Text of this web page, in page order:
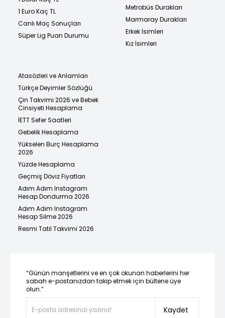
1 Euro Kaç TL
Canlı Maç Sonuçları
Süper Lig Puan Durumu
Metrobüs Durakları
Marmaray Durakları
Erkek İsimleri
Kız İsimleri
Atasözleri ve Anlamları
Türkçe Deyimler Sözlüğü
Çin Takvimi 2026 ve Bebek
Cinsiyeti Hesaplama
İETT Sefer Saatleri
Gebelik Hesaplama
Yükselen Burç Hesaplama
2026
Yüzde Hesaplama
Geçmiş Döviz Fiyatları
Adım Adım Instagram
Hesap Dondurma 2026
Adım Adım Instagram
Hesap Silme 2026
Resmi Tatil Takvimi 2026
“Günün manşetlerini ve en çok okunan haberlerini her
sabah e-postanızdan takip etmek için bültene üye
olun.”
Kaydet